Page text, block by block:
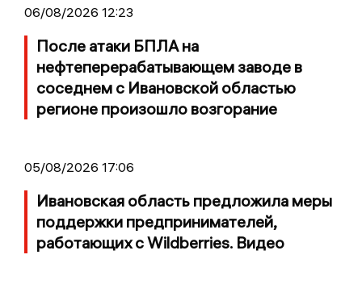
06/08/2026 12:23
После атаки БПЛА на
нефтеперерабатывающем заводе в
соседнем с Ивановской областью
регионе произошло возгорание
05/08/2026 17:06
Ивановская область предложила меры
поддержки предпринимателей,
работающих с Wildberries. Видео